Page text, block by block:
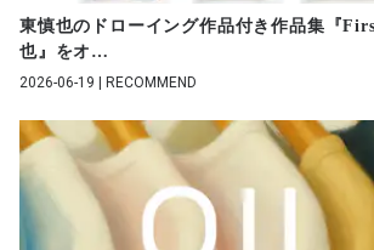
東慎也のドローイング作品付き作品集『
也』をオ …
2026-06-19 | RECOMMEND